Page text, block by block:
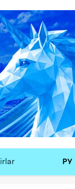
РУ